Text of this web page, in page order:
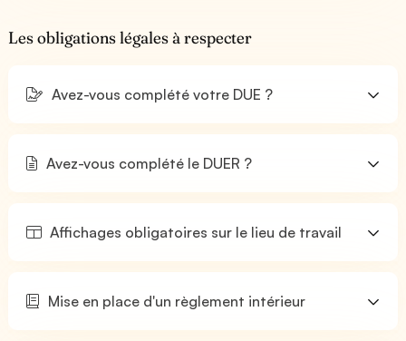
Les obligations légales à respecter
Avez-vous complété votre DUE ?
Avez-vous complété le DUER ?
Affichages obligatoires sur le lieu de travail
Mise en place d'un règlement intérieur